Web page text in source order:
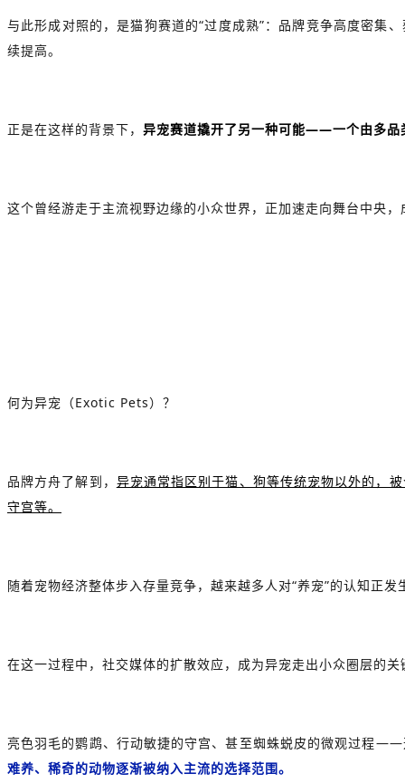
与此形成对照的，是猫狗赛道的“过度成熟”：品牌竞争高度密集
续提高。
正是在这样的背景下， 异宠赛道撬开了另一种可能——一个由多品
这个曾经游走于主流视野边缘的小众世界，正加速走向舞台中央
何为异宠（Exotic Pets）？
品牌方舟了解到， 异宠通常指区别于猫、狗等传统宠物以外的，
守宫等。
随着宠物经济整体步入存量竞争，越来越多人对“养宠”的认知正发
在这一过程中，社交媒体的扩散效应，成为异宠走出小众圈层的
亮色羽毛的鹦鹉、 行动敏捷的守宫、甚至蜘蛛蜕皮的微观过程
难养、稀奇的动物逐渐被纳入主流的选择范围。